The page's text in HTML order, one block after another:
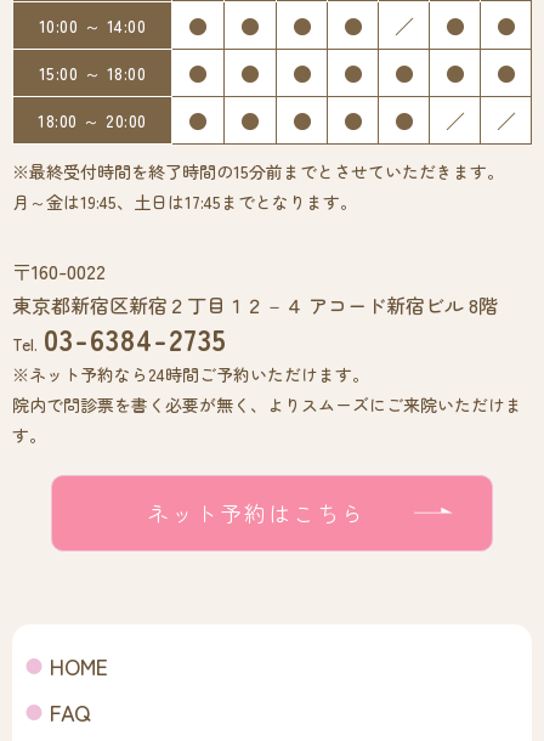
10:00 ～ 14:00 ● ● ● ● ／ ● ●
15:00 ～ 18:00 ● ● ● ● ● ● ●
18:00 ～ 20:00 ● ● ● ● ● ／ ／
※最終受付時間を終了時間の15分前までとさせていただきます。
月～金は19:45、土日は17:45までとなります。
〒160-0022
東京都新宿区新宿２丁目１２－４ アコード新宿ビル 8階
Tel. 03-6384-2735
※ネット予約なら24時間ご予約いただけます。
院内で問診票を書く必要が無く、よりスムーズにご来院いただけま
す。
ネット予約はこちら
HOME
FAQ